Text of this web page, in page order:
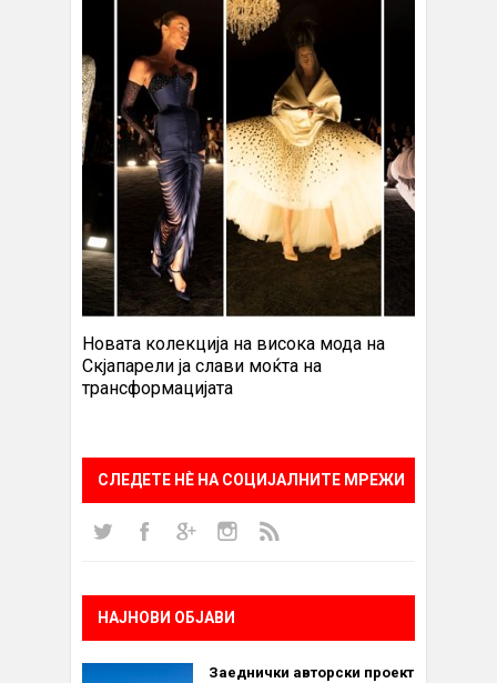
Новата колекција на висока мода на
Скјапарели ја слави моќта на
трансформацијата
СЛЕДЕТЕ НÈ НА СОЦИЈАЛНИТЕ МРЕЖИ
НАЈНОВИ ОБЈАВИ
Заеднички авторски проект